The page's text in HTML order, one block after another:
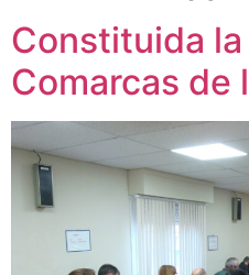
Constituida
Comarcas de